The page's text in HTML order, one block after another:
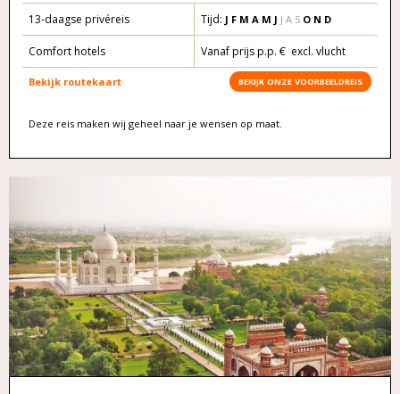
13-daagse privéreis
Tijd: J F M A M J J A S O N D
Comfort hotels Vanaf prijs p.p. € excl. vlucht
Bekijk routekaart BEKIJK ONZE VOORBEELDREIS
Deze reis maken wij geheel naar je wensen op maat.